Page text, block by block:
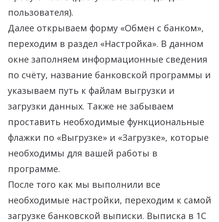
пользователя).
Далее открываем форму «Обмен с банком»,
переходим в раздел «Настройка». В данном
окне заполняем информационные сведения
по счёту, название банковской программы и
указываем путь к файлам выгрузки и
загрузки данных. Также не забываем
проставить необходимые функциональные
флажки по «Выгрузке» и «Загрузке», которые
необходимы для вашей работы в
программе.
После того как мы выполнили все
необходимые настройки, переходим к самой
загрузке банковской выписки. Выписка в 1С